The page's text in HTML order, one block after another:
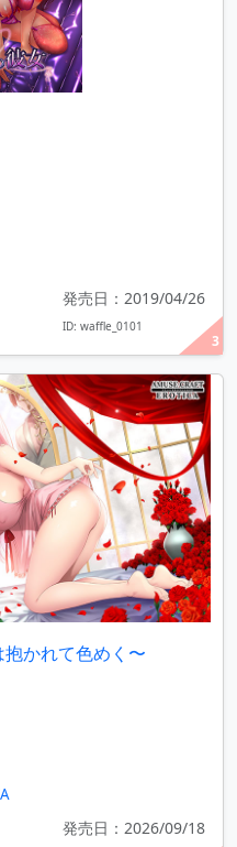
3
発売日：2019/04/26
ID: waffle_0101
かれて色めく〜
発売日：2026/09/18